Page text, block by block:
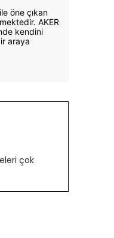
öne çıkan
AKER
kendini
araya
çok